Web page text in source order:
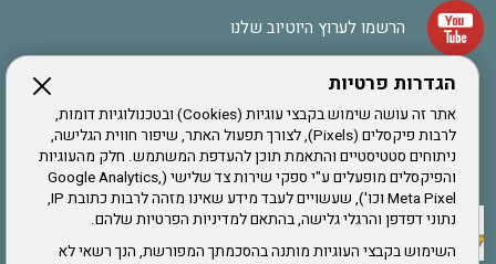
הגדרות פרטיות
אתר זה עושה שימוש בקבצי עוגיות (Cookies) ובטכנולוגיות דומות,
לרבות פיקסלים (Pixels), לצורך תפעול האתר, שיפור חווית הגלישה,
ניתוחים סטטיסטיים והתאמת תוכן להעדפת המשתמש. חלק מהעוגיות
והפיקסלים מופעלים ע"י ספקי שירות צד שלישי (Google Analytics,
Meta Pixel וכו'), שעשויים לעבד מידע שאינו מזהה לרבות כתובת IP,
נתוני דפדפן והרגלי גלישה, בהתאם למדיניות הפרטיות שלהם.
השימוש בקבצי העוגיות מותנה בהסכמתך המפורשת, הנך רשאי לא
הרשמו לערוץ היוטיוב שלנו
אתר צה"ל
תקנון האתר